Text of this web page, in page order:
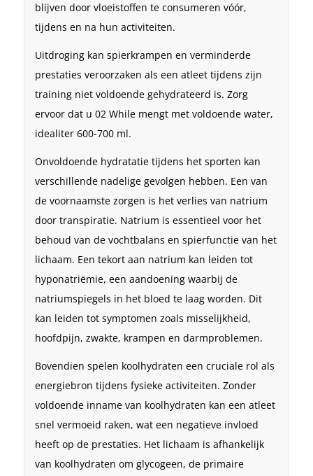
blijven door vloeistoffen te consumeren vóór,
tijdens en na hun activiteiten.
Uitdroging kan spierkrampen en verminderde
prestaties veroorzaken als een atleet tijdens zijn
training niet voldoende gehydrateerd is. Zorg
ervoor dat u 02 While mengt met voldoende water,
idealiter 600-700 ml.
Onvoldoende hydratatie tijdens het sporten kan
verschillende nadelige gevolgen hebben. Een van
de voornaamste zorgen is het verlies van natrium
door transpiratie. Natrium is essentieel voor het
behoud van de vochtbalans en spierfunctie van het
lichaam. Een tekort aan natrium kan leiden tot
hyponatriëmie, een aandoening waarbij de
natriumspiegels in het bloed te laag worden. Dit
kan leiden tot symptomen zoals misselijkheid,
hoofdpijn, zwakte, krampen en darmproblemen.
Bovendien spelen koolhydraten een cruciale rol als
energiebron tijdens fysieke activiteiten. Zonder
voldoende inname van koolhydraten kan een atleet
snel vermoeid raken, wat een negatieve invloed
heeft op de prestaties. Het lichaam is afhankelijk
van koolhydraten om glycogeen, de primaire